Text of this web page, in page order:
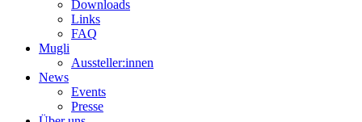
Downloads
Links
FAQ
Mugli
Aussteller:innen
News
Events
Presse